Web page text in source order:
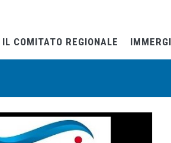
IL COMITATO REGIONALE